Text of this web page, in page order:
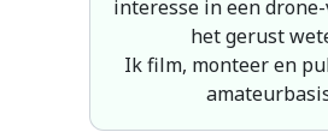
interesse in een
het gerust
Ik film, monteer en